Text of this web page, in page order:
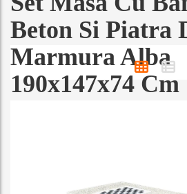
z
ă
o
c
a
t
Beton Si Piatra
Marmura Alba
190x147x74 Cm